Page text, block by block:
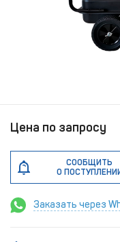
Цена по запросу
СООБЩИТЬ
О
Заказать через